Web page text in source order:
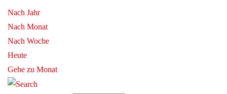
Nach Jahr
Nach Monat
Nach Woche
Heute
Gehe zu Monat